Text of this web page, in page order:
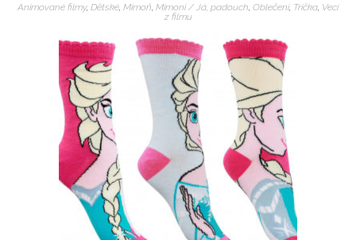
Animované filmy, Dětské Mimoň Mimoni / Já, padouch Oblečení, Trička Veci
z filmu